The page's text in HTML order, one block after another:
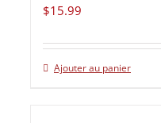
$15.99
Ajouter au panier